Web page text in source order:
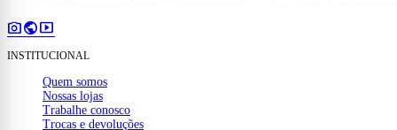
photo_camerapublicsmart_display
INSTITUCIONAL
Quem somos
Nossas lojas
Trabalhe conosco
Trocas e devoluções